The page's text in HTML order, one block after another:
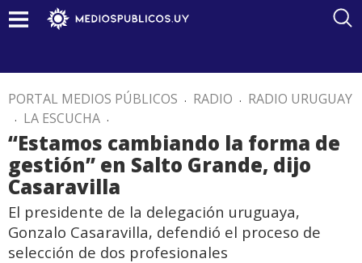
PORTAL MEDIOS PÚBLICOS . RADIO . RADIO URUGUAY
. LA ESCUCHA .
“Estamos cambiando la forma de
gestión” en Salto Grande, dijo
Casaravilla
El presidente de la delegación uruguaya,
Gonzalo Casaravilla, defendió el proceso de
selección de dos profesionales